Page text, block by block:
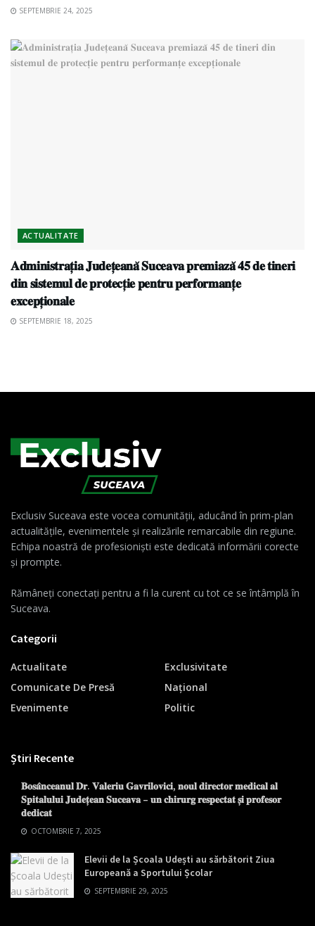
SEPTEMBRIE 24, 2025
ACTUALITATE
𝐀𝐝𝐦𝐢𝐧𝐢𝐬𝐭𝐫𝐚𝐭̦𝐢𝐚 𝐉𝐮𝐝𝐞𝐭̦𝐞𝐚𝐧𝐚̆ 𝐒𝐮𝐜𝐞𝐚𝐯𝐚 𝐩𝐫𝐞𝐦𝐢𝐚𝐳𝐚̆ 𝟒𝟓 𝐝𝐞 𝐭𝐢𝐧𝐞𝐫𝐢
𝐝𝐢𝐧 𝐬𝐢𝐬𝐭𝐞𝐦𝐮𝐥 𝐝𝐞 𝐩𝐫𝐨𝐭𝐞𝐜𝐭̦𝐢𝐞 𝐩𝐞𝐧𝐭𝐫𝐮 𝐩𝐞𝐫𝐟𝐨𝐫𝐦𝐚𝐧𝐭̦𝐞
𝐞𝐱𝐜𝐞𝐩𝐭̦𝐢𝐨𝐧𝐚𝐥𝐞
SEPTEMBRIE 18, 2025
Exclusiv Suceava este vocea comunității, aducând în prim-plan
actualitățile, evenimentele și realizările remarcabile din regiune.
Echipa noastră de profesioniști este dedicată informării corecte
și prompte.
Rămâneți conectați pentru a fi la curent cu tot ce se întâmplă în
Suceava.
Categorii
Actualitate
Comunicate De Presă
Evenimente
Exclusivitate
Național
Politic
Știri Recente
𝐁𝐨𝐬𝐚̂𝐧𝐜𝐞𝐚𝐧𝐮𝐥 𝐃𝐫. 𝐕𝐚𝐥𝐞𝐫𝐢𝐮 𝐆𝐚𝐯𝐫𝐢𝐥𝐨𝐯𝐢𝐜𝐢, 𝐧𝐨𝐮𝐥 𝐝𝐢𝐫𝐞𝐜𝐭𝐨𝐫 𝐦𝐞𝐝𝐢𝐜𝐚𝐥 𝐚𝐥
𝐒𝐩𝐢𝐭𝐚𝐥𝐮𝐥𝐮𝐢 𝐉𝐮𝐝𝐞𝐭̦𝐞𝐚𝐧 𝐒𝐮𝐜𝐞𝐚𝐯𝐚 – 𝐮𝐧 𝐜𝐡𝐢𝐫𝐮𝐫𝐠 𝐫𝐞𝐬𝐩𝐞𝐜𝐭𝐚𝐭 𝐬̦𝐢 𝐩𝐫𝐨𝐟𝐞𝐬𝐨𝐫
𝐝𝐞𝐝𝐢𝐜𝐚𝐭
OCTOMBRIE 7, 2025
Elevii de la Școala Udești au sărbătorit Ziua
Europeană a Sportului Școlar
SEPTEMBRIE 29, 2025